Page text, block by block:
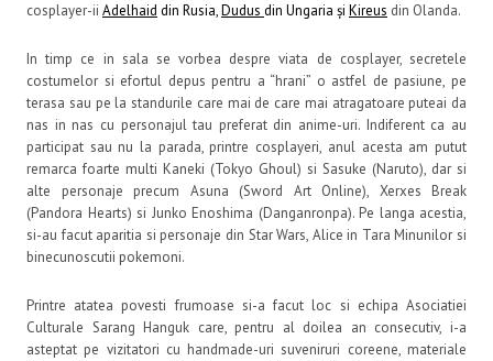
cosplayer-ii Adelhaid din Rusia,Dudus din Ungaria și Kireus din Olanda.
In timp ce in sala se vorbea despre viata de cosplayer, secretele
costumelor si efortul depus pentru a “hrani” o astfel de pasiune, pe
terasa sau pe la standurile care mai de care mai atragatoare puteai da
nas in nas cu personajul tau preferat din anime-uri. Indiferent ca au
participat sau nu la parada, printre cosplayeri, anul acesta am putut
remarca foarte multi Kaneki (Tokyo Ghoul) si Sasuke (Naruto), dar si
alte personaje precum Asuna (Sword Art Online), Xerxes Break
(Pandora Hearts) si Junko Enoshima (Danganronpa). Pe langa acestia,
si-au facut aparitia si personaje din Star Wars, Alice in Tara Minunilor si
binecunoscutii pokemoni.
Printre atatea povesti frumoase si-a facut loc si echipa Asociatiei
Culturale Sarang Hanguk care, pentru al doilea an consecutiv, i-a
asteptat pe vizitatori cu handmade-uri suveniruri coreene, materiale